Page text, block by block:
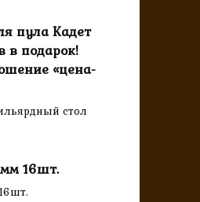
пула Кадет
в подарок!
«цена-
стол
16шт.